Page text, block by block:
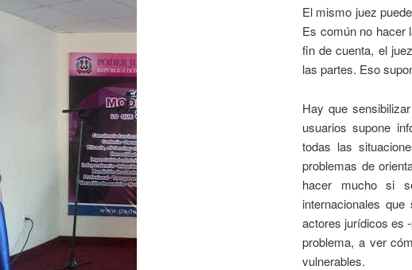
El mismo juez
Es común no hacer
fin de cuenta, el
las partes. Eso
Hay que
usuarios supone
todas las
problemas de
hacer mucho si
internacionales
actores jurídicos es
problema, a ver
vulnerables.